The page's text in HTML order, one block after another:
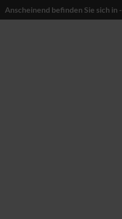
Anscheinend befinden Sie sich in -